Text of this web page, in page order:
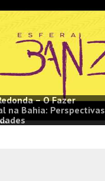
– O Fazer
na Bahia: Perspectivas